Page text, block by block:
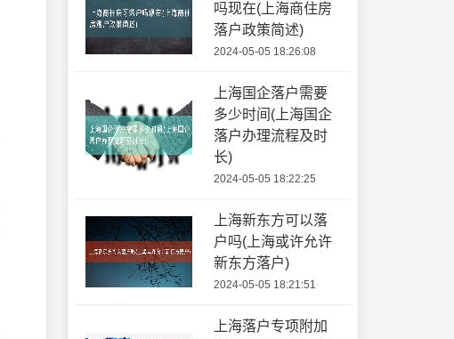
吗现在(上海商住房
落户政策简述)
2024-05-05 18:26:08
上海国企落户需要
多少时间(上海国企
落户办理流程及时
长)
2024-05-05 18:22:25
上海新东方可以落
户吗(上海或许允许
新东方落户)
2024-05-05 18:21:51
上海落户专项附加